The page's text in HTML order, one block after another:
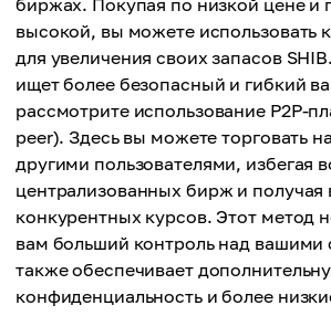
биржах. Покупая по низкой цене и
высокой, вы можете использовать
для увеличения своих запасов
ищет более безопасный и гибкий
рассмотрите использование P2P-
peer). Здесь вы можете торговать
другими пользователями, избегая
централизованных бирж и получая
конкурентных курсов. Этот метод
вам больший контроль над вашими
также обеспечивает
конфиденциальность и более